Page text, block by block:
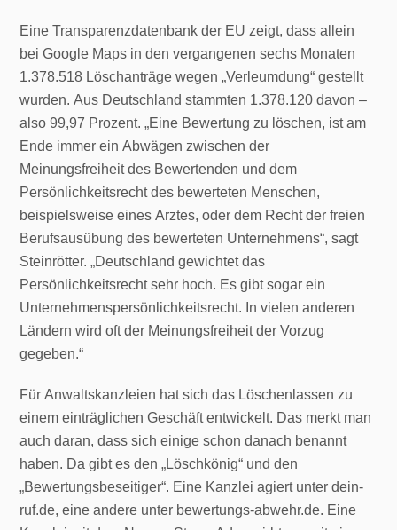
Eine Transparenzdatenbank der EU zeigt, dass allein
bei Google Maps in den vergangenen sechs Monaten
1.378.518 Löschanträge wegen „Verleumdung“ gestellt
wurden. Aus Deutschland stammten 1.378.120 davon –
also 99,97 Prozent. „Eine Bewertung zu löschen, ist am
Ende immer ein Abwägen zwischen der
Meinungsfreiheit des Bewertenden und dem
Persönlichkeitsrecht des bewerteten Menschen,
beispielsweise eines Arztes, oder dem Recht der freien
Berufsausübung des bewerteten Unternehmens“, sagt
Steinrötter. „Deutschland gewichtet das
Persönlichkeitsrecht sehr hoch. Es gibt sogar ein
Unternehmenspersönlichkeitsrecht. In vielen anderen
Ländern wird oft der Meinungsfreiheit der Vorzug
gegeben.“
Für Anwaltskanzleien hat sich das Löschenlassen zu
einem einträglichen Geschäft entwickelt. Das merkt man
auch daran, dass sich einige schon danach benannt
haben. Da gibt es den „Löschkönig“ und den
„Bewertungsbeseitiger“. Eine Kanzlei agiert unter dein-
ruf.de, eine andere unter bewertungs-abwehr.de. Eine